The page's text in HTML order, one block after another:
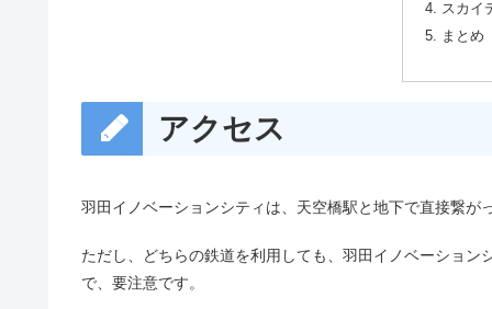
スカイ
まとめ
アクセス
羽田イノベーションシティは、天空橋駅と地下で直接繋
ただし、どちらの鉄道を利用しても、羽田イノベーショ
で、要注意です。